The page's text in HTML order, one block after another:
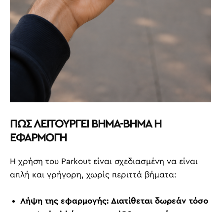
ΠΩΣ ΛΕΙΤΟΥΡΓΕΙ ΒΗΜΑ-ΒΗΜΑ Η
ΕΦΑΡΜΟΓΗ
Η χρήση του Parkout είναι σχεδιασμένη να είναι
απλή και γρήγορη, χωρίς περιττά βήματα:
Λήψη της εφαρμογής: Διατίθεται δωρεάν τόσο